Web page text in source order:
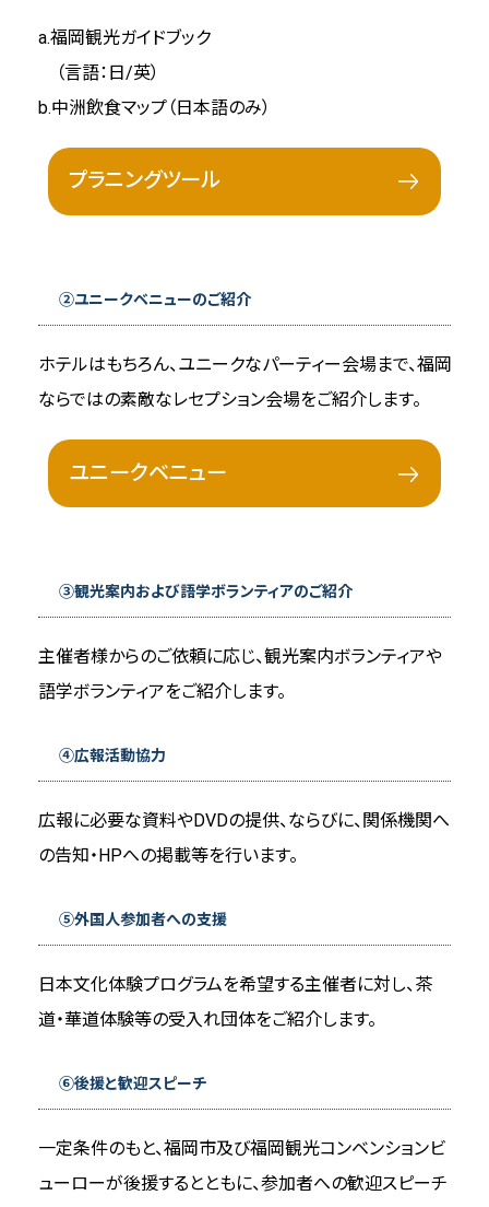
a.福岡観光ガイドブック
（言語：日/英）
b.中洲飲食マップ（日本語のみ）
プラニングツール
②ユニークベニューのご紹介
ホテルはもちろん、ユニークなパーティー会場まで、福岡
ならではの素敵なレセプション会場をご紹介します。
ユニークベニュー
③観光案内および語学ボランティアのご紹介
主催者様からのご依頼に応じ、観光案内ボランティアや
語学ボランティアをご紹介します。
④広報活動協力
広報に必要な資料やDVDの提供、ならびに、関係機関へ
の告知・HPへの掲載等を行います。
⑤外国人参加者への支援
日本文化体験プログラムを希望する主催者に対し、茶
道・華道体験等の受入れ団体をご紹介します。
⑥後援と歓迎スピーチ
一定条件のもと、福岡市及び福岡観光コンベンションビ
ューローが後援するとともに、参加者への歓迎スピーチ